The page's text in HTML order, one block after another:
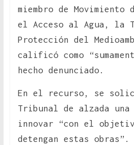
miembro de Movimiento
el Acceso al Agua, la
Protección del
calificó como
hecho denunciado.
En el recurso, se
Tribunal de alzada una
innovar “con el
detengan estas